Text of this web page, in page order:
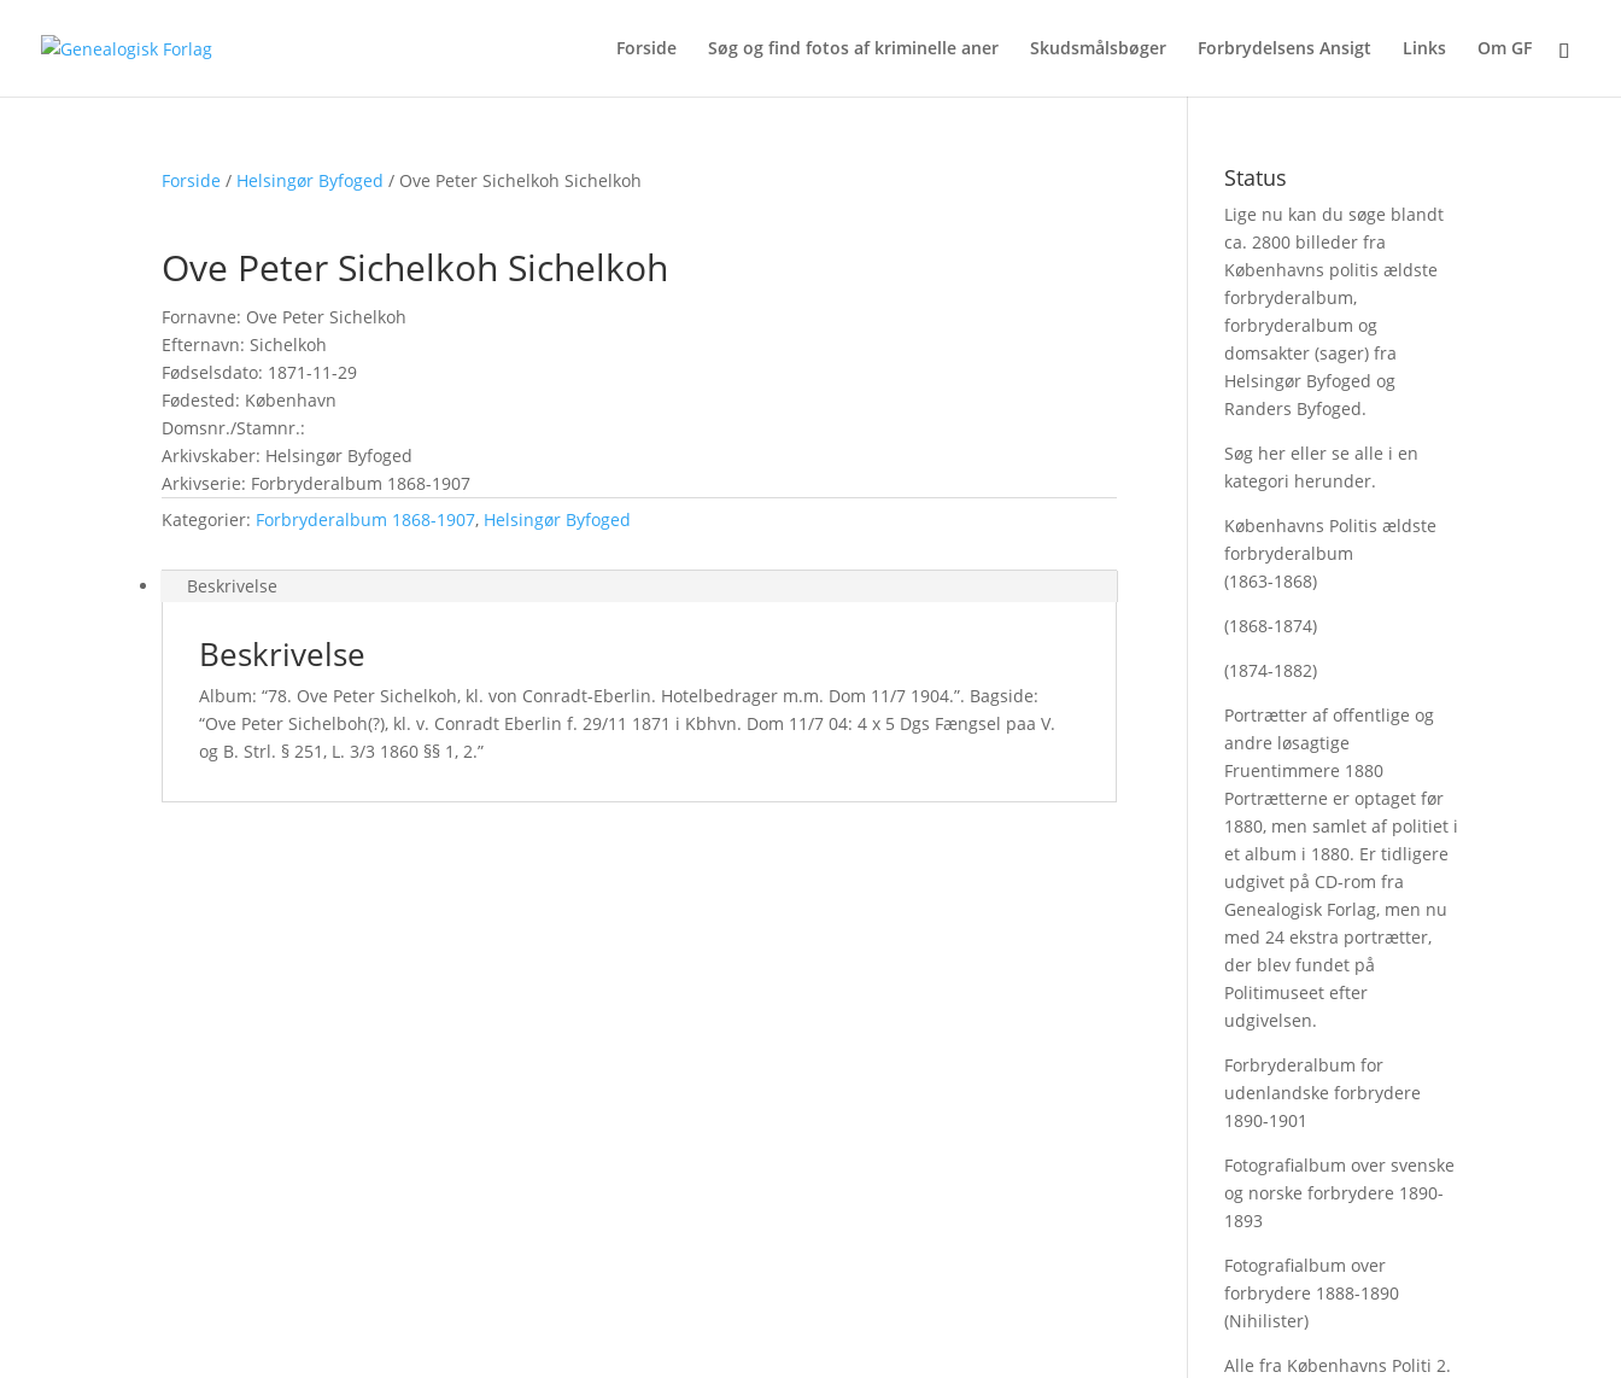
Forside Søg og find fotos af kriminelle aner Skudsmålsbøger Forbrydelsens Ansigt Links Om GF
Forside / Helsingør Byfoged / Ove Peter Sichelkoh Sichelkoh
Ove Peter Sichelkoh Sichelkoh
Fornavne: Ove Peter Sichelkoh
Efternavn: Sichelkoh
Fødselsdato: 1871-11-29
Fødested: København
Domsnr./Stamnr.:
Arkivskaber: Helsingør Byfoged
Arkivserie: Forbryderalbum 1868-1907
Kategorier: Forbryderalbum 1868-1907, Helsingør Byfoged
Beskrivelse
Beskrivelse
Album: “78. Ove Peter Sichelkoh, kl. von Conradt-Eberlin. Hotelbedrager m.m. Dom 11/7 1904.”. Bagside:
“Ove Peter Sichelboh(?), kl. v. Conradt Eberlin f. 29/11 1871 i Kbhvn. Dom 11/7 04: 4 x 5 Dgs Fængsel paa V.
og B. Strl. § 251, L. 3/3 1860 §§ 1, 2.”
Status
Lige nu kan du søge blandt
ca. 2800 billeder fra
Københavns politis ældste
forbryderalbum,
forbryderalbum og
domsakter (sager) fra
Helsingør Byfoged og
Randers Byfoged.
Søg her eller se alle i en
kategori herunder.
Københavns Politis ældste
forbryderalbum
(1863-1868)
(1868-1874)
(1874-1882)
Portrætter af offentlige og
andre løsagtige
Fruentimmere 1880
Portrætterne er optaget før
1880, men samlet af politiet i
et album i 1880. Er tidligere
udgivet på CD-rom fra
Genealogisk Forlag, men nu
med24 ekstra portrætter,
der blev fundet på
Politimuseet efter
udgivelsen.
Forbryderalbum for
udenlandske forbrydere
1890-1901
Fotografialbum over svenske
og norske forbrydere 1890-
1893
Fotografialbum over
forbrydere 1888-1890
(Nihilister)
Alle fra Københavns Politi 2.